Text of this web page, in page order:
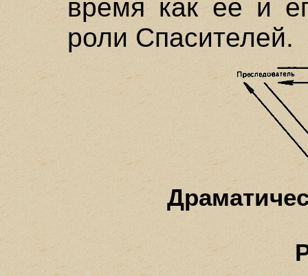
время как ее и
роли Спасителей.